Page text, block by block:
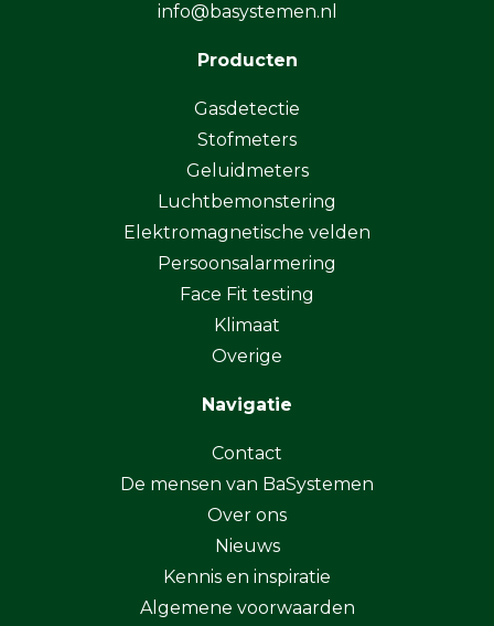
info@basystemen.nl
Producten
Gasdetectie
Stofmeters
Geluidmeters
Luchtbemonstering
Elektromagnetische velden
Persoonsalarmering
Face Fit testing
Klimaat
Overige
Navigatie
Contact
De mensen van BaSystemen
Over ons
Nieuws
Kennis en inspiratie
Algemene voorwaarden